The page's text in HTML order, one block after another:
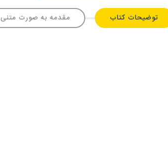
توضیحات کتاب مقدمه به صورت متنی